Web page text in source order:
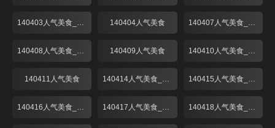
140403人气美食_001 140404人气美食 140407人气美食_001
140408人气美食_001 140409人气美食 140410人气美食_001
140411人气美食 140414人气美食_001 140415人气美食_001
140416人气美食_001 140417人气美食_001 140418人气美食_001